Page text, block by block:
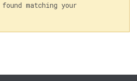
matching your